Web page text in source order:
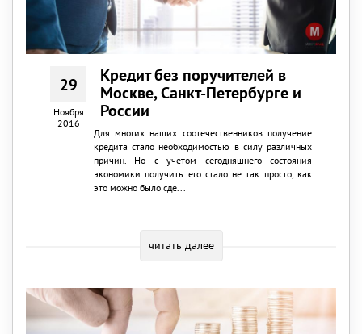
29
Ноября
2016
Кредит без поручителей в
Москве, Санкт-Петербурге и
России
Для многих наших соотечественников получение
кредита стало необходимостью в силу различных
причин. Но с учетом сегодняшнего состояния
экономики получить его стало не так просто, как
это можно было сде...
читать далее